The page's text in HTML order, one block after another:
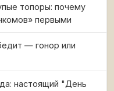
топоры: почему
первыми
— гонор или
настоящий "День